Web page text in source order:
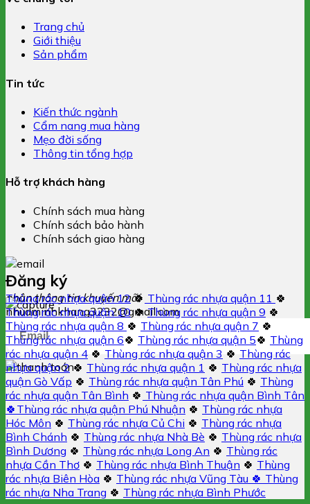
Trang chủ
Giới thiệu
Sản phẩm
Tin tức
Kiến thức ngành
Cẩm nang mua hàng
Mẹo đời sống
Thông tin tổng hợp
Hỗ trợ khách hàng
Chính sách mua hàng
Chính sách bảo hành
Chính sách giao hàng
Đăng ký
nhận thông tin khuyến mãi
nhuaminhkhang3232@gmail.com
Thùng rác nhựa quận 12🍀 Thùng rác nhựa quận 11 🍀
Thùng rác nhựa quận 10🍀Thùng rác nhựa quận 9 🍀
Thùng rác nhựa quận 8 🍀 Thùng rác nhựa quận 7 🍀
Thùng rác nhựa quận 6🍀 Thùng rác nhựa quận 5🍀 Thùng
rác nhựa quận 4 🍀 Thùng rác nhựa quận 3 🍀 Thùng rác
nhựa quận 2🍀 Thùng rác nhựa quận 1 🍀 Thùng rác nhựa
quận Gò Vấp 🍀 Thùng rác nhựa quận Tân Phú 🍀 Thùng
rác nhựa quận Tân Bình 🍀 Thùng rác nhựa quận Bình Tân
🍀 Thùng rác nhựa quận Phú Nhuận 🍀 Thùng rác nhựa
Hóc Môn 🍀 Thùng rác nhựa Củ Chi 🍀 Thùng rác nhựa
Bình Chánh 🍀 Thùng rác nhựa Nhà Bè 🍀 Thùng rác nhựa
Bình Dương 🍀 Thùng rác nhựa Long An 🍀 Thùng rác
nhựa Cần Thơ 🍀 Thùng rác nhựa Bình Thuận 🍀 Thùng
rác nhựa Biên Hòa 🍀 Thùng rác nhựa Vũng Tàu 🍀 Thùng
rác nhựa Nha Trang 🍀 Thùng rác nhựa Bình Phước